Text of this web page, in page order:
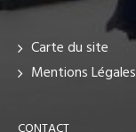
Carte du site
Mentions Légales